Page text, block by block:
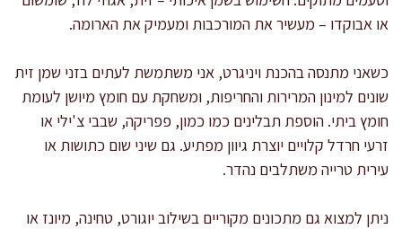
או אבוקדו – מעשיר את המורכבות ומעמיק את הארומה.
כשאני מתנסה בהכנת ויניגרט, אני משתמשת לעתים בזני שמן זית
שונים למינון המרירות והחריפות, ומשחקת עם חומץ מיושן לעומת
חומץ ביתי. הוספת תבלינים כמו כמון, פפריקה, שבבי צ'ילי או
זרעי חרדל קלויים יוצרת גיוון מפתיע. גם שיני שום כתושות או
עירית טרייה משתלבים נהדר.
ניתן למצוא גם מתכונים מקוריים בשילוב יוגורט, טחינה, מיונז או